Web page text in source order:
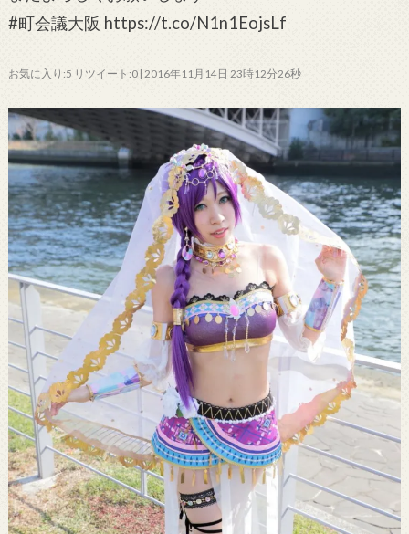
#町会議大阪 https://t.co/N1n1EojsLf
お気に入り:5 リツイート:0 | 2016年11月14日 23時12分26秒